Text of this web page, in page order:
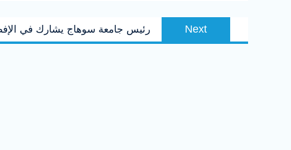
Next
post:
رئيس جامعة سوهاج يشارك في